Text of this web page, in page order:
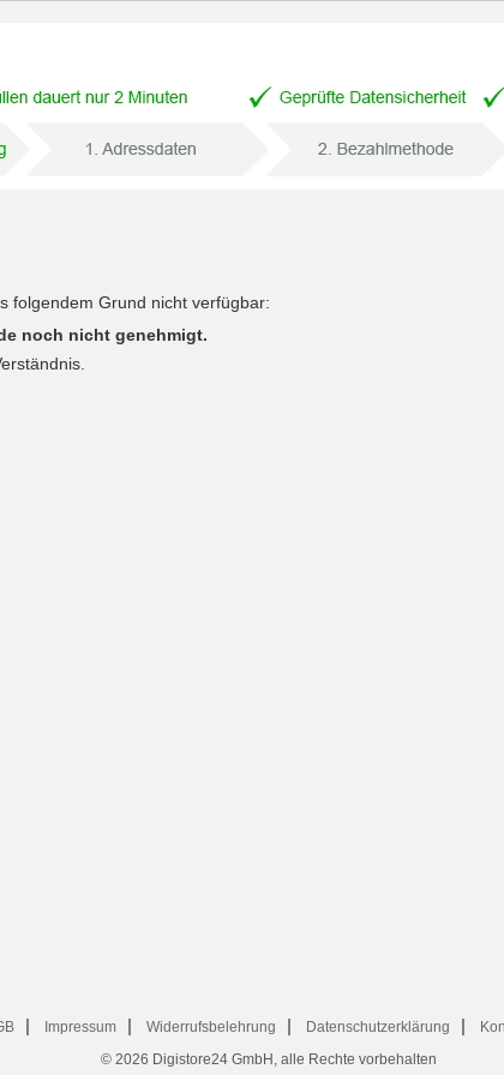
folgendem Grund nicht verfügbar:
noch nicht genehmigt.
Impressum Widerrufsbelehrung Datenschutzerklärung
© 2026 Digistore24 GmbH, alle Rechte vorbehalten